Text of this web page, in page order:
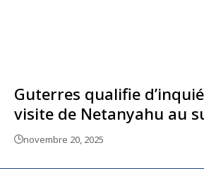
Guterres qualifie
visite de Netanyahu au
novembre 20, 2025